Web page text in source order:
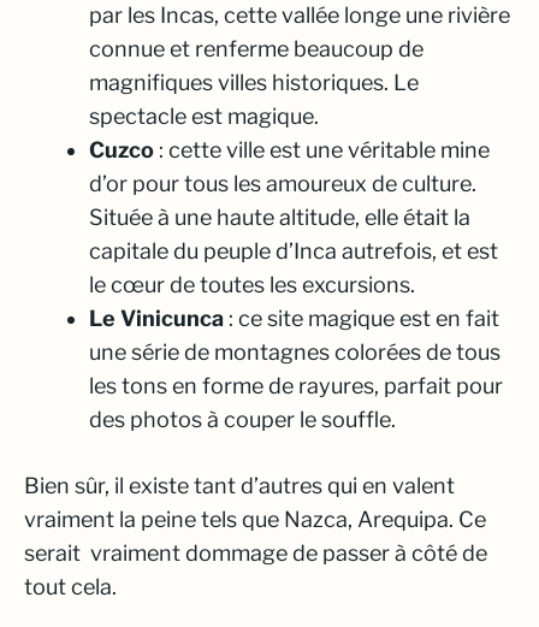
par les Incas, cette vallée longe une rivière
connue et renferme beaucoup de
magnifiques villes historiques. Le
spectacle est magique.
Cuzco : cette ville est une véritable mine
d’or pour tous les amoureux de culture.
Située à une haute altitude, elle était la
capitale du peuple d’Inca autrefois, et est
le cœur de toutes les excursions.
Le Vinicunca : ce site magique est en fait
une série de montagnes colorées de tous
les tons en forme de rayures, parfait pour
des photos à couper le souffle.
Bien sûr, il existe tant d’autres qui en valent
vraiment la peine tels que Nazca, Arequipa. Ce
serait vraiment dommage de passer à côté de
tout cela.